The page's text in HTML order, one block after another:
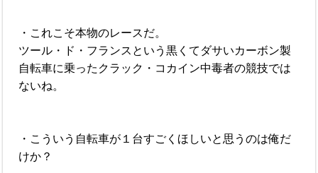
・これこそ本物のレースだ。
ツール・ド・フランスという黒くてダサいカーボン製
自転車に乗ったクラック・コカイン中毒者の競技では
ないね。
・こういう自転車が１台すごくほしいと思うのは俺だ
けか？